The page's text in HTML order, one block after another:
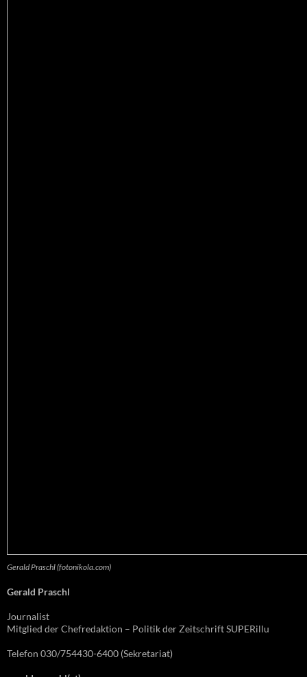
Gerald Praschl (fotonikola.com)
Gerald Praschl
Journalist
Mitglied der Chefredaktion – Politik der Zeitschrift SUPERillu
Telefon 030/754430-6400 (Sekretariat)